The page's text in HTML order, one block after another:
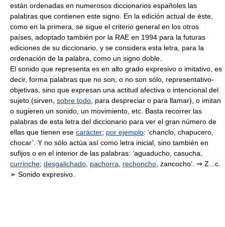
están ordenadas en numerosos diccionarios españoles las
palabras que contienen este signo. En la edición actual de éste,
como en la primera, se sigue el criterio general en los otros
países, adoptado también por la RAE en 1994 para la futuras
ediciones de su diccionario, y se considera esta letra, para la
ordenación de la palabra, como un signo doble.
El sonido que representa es en alto grado expresivo o imitativo, es
decir, forma palabras que no son, o no son sólo, representativo-
objetivas, sino que expresan una actitud afectiva o intencional del
sujeto (sirven, sobre todo , para despreciar o para llamar), o imitan
o sugieren un sonido, un movimiento, etc. Basta recorrer las
palabras de esta letra del diccionario para ver el gran número de
ellas que tienen ese carácter; por ejemplo: ‘chanclo, chapucero,
chocar’. Y no sólo actúa así como letra inicial, sino también en
sufijos o en el interior de las palabras: ‘aguaducho, casucha,
currinche; desgalichado pachorra rechoncho , zancocho’. ⇒ Z...c.
➢ Sonido expresivo.